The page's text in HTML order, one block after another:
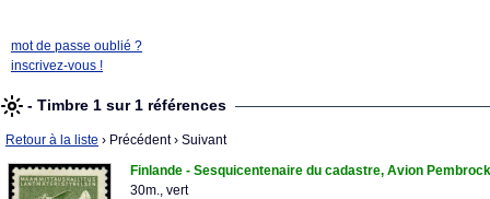
mot de passe oublié ?
inscrivez-vous !
- Timbre 1 sur 1 références
Retour à la liste › Précédent› Suivant
Finlande - Sesquicentenaire du cadastre, Avion
30m., vert